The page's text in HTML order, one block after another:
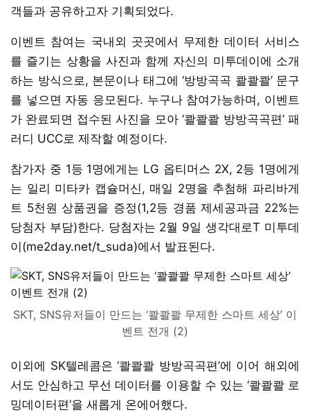
객들과 공유하고자 기획되었다.
이벤트 참여는 국내외 곳곳에서 무제한 데이터 서비스
를 즐기는 상황을 사진과 함께 자신의 미투데이에 소개
하는 방식으로, 본문이나 태그에 ‘방방곡곡 콸콸콸’ 문구
를 넣으면 자동 응모된다. 누구나 참여가능하며, 이벤트
가 완료되면 접수된 사진을 모아 ‘콸콸콸 방방곡곡편’ 패
러디 UCC로 제작할 예정이다.
참가자 중 1등 1명에게는 LG 옵티머스 2X, 2등 1명에게
는 일리 미타카 캡슐머신, 매일 2명을 추첨해 파리바게
트 5천원 상품권을 증정(1,2등 경품 제세공과금 22%는
당첨자 부담)한다. 당첨자는 2월 9일 생각대로T 미투데
이(me2day.net/t_suda)에서 발표된다.
SKT, SNS유저들이 만드는 ‘콸콸콸 무제한 스마트 세상’ 이
벤트 전개 (2)
이외에 SK텔레콤은 ‘콸콸콸 방방곡곡편’에 이어 해외에
서도 안심하고 무선 데이터를 이용할 수 있는 ‘콸콸콸 로
밍데이터편’을 새롭게 온에어했다.